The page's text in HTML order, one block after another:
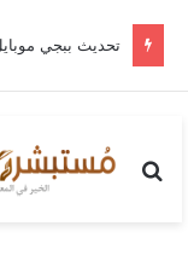
بحث